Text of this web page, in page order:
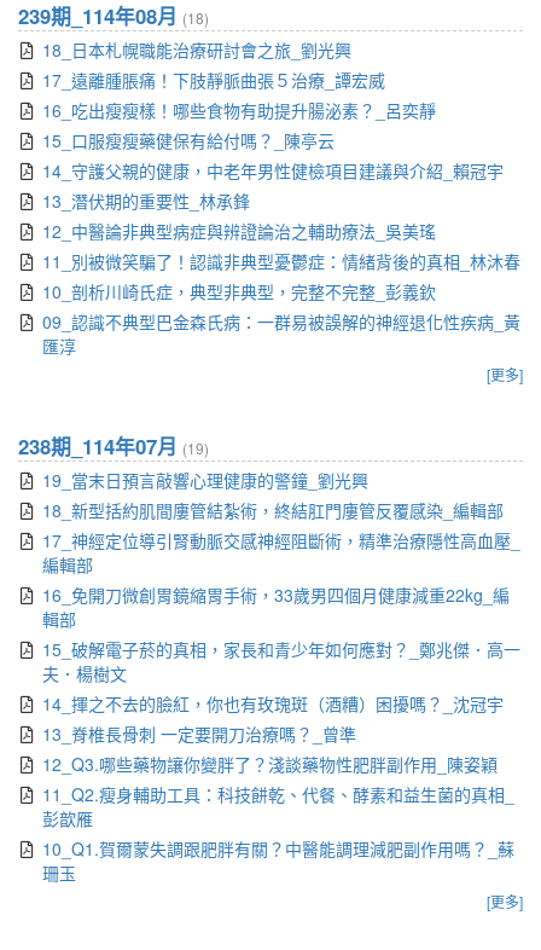
239期_114年08月 (18)
18_日本札幌職能治療研討會之旅_劉光興
17_遠離腫脹痛！下肢靜脈曲張５治療_譚宏威
16_吃出瘦瘦樣！哪些食物有助提升腸泌素？_呂奕靜
15_口服瘦瘦藥健保有給付嗎？_陳亭云
14_守護父親的健康，中老年男性健檢項目建議與介紹_賴冠宇
13_潛伏期的重要性_林承鋒
12_中醫論非典型病症與辨證論治之輔助療法_吳美瑤
11_別被微笑騙了！認識非典型憂鬱症：情緒背後的真相_林沐春
10_剖析川崎氏症，典型非典型，完整不完整_彭義欽
09_認識不典型巴金森氏病：一群易被誤解的神經退化性疾病_黃
匯淳
[更多]
238期_114年07月 (19)
19_當末日預言敲響心理健康的警鐘_劉光興
18_新型括約肌間廔管結紮術，終結肛門廔管反覆感染_編輯部
17_神經定位導引腎動脈交感神經阻斷術，精準治療隱性高血壓_
編輯部
16_免開刀微創胃鏡縮胃手術，33歲男四個月健康減重22kg_編
輯部
15_破解電子菸的真相，家長和青少年如何應對？_鄭兆傑．高一
夫．楊樹文
14_揮之不去的臉紅，你也有玫瑰斑（酒糟）困擾嗎？_沈冠宇
13_脊椎長骨刺 一定要開刀治療嗎？_曾準
12_Q3.哪些藥物讓你變胖了？淺談藥物性肥胖副作用_陳姿穎
11_Q2.瘦身輔助工具：科技餅乾、代餐、酵素和益生菌的真相_
彭歆雁
10_Q1.賀爾蒙失調跟肥胖有關？中醫能調理減肥副作用嗎？_蘇
珊玉
[更多]